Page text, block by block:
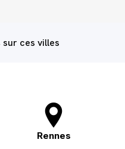
sur ces villes
Rennes